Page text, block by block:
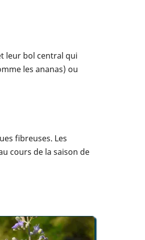
leur bol central qui
les ananas) ou
fibreuses. Les
cours de la saison de